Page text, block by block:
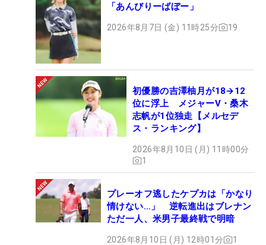
「あんびりーばぼー」
2026年8月7日 (金) 11時25分 19
初優勝の吉澤柚月が18→12
位に浮上 メジャーV・桑木
志帆が1位独走【メルセデ
ス・ランキング】
2026年8月10日 (月) 11時00分
1
プレーオフ逃したケプカは「かなり
情けない…」 逆転進出はブレナン
ただ一人、米男子最終戦で明暗
2026年8月10日 (月) 12時01分 1